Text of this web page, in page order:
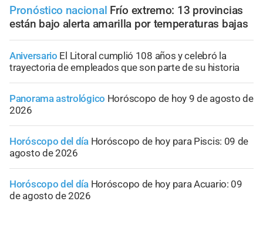
Pronóstico nacional Frío extremo: 13 provincias
están bajo alerta amarilla por temperaturas bajas
Aniversario El Litoral cumplió 108 años y celebró la
trayectoria de empleados que son parte de su historia
Panorama astrológico Horóscopo de hoy 9 de agosto de
2026
Horóscopo del día Horóscopo de hoy para Piscis: 09 de
agosto de 2026
Horóscopo del día Horóscopo de hoy para Acuario: 09
de agosto de 2026